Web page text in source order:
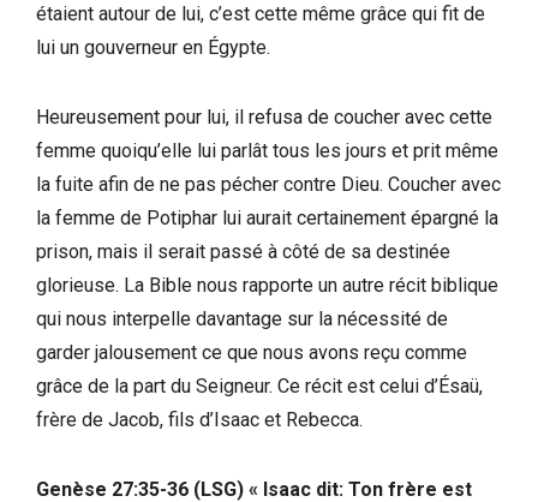
étaient autour de lui, c’est cette même grâce qui fit de
lui un gouverneur en Égypte.
Heureusement pour lui, il refusa de coucher avec cette
femme quoiqu’elle lui parlât tous les jours et prit même
la fuite afin de ne pas pécher contre Dieu. Coucher avec
la femme de Potiphar lui aurait certainement épargné la
prison, mais il serait passé à côté de sa destinée
glorieuse. La Bible nous rapporte un autre récit biblique
qui nous interpelle davantage sur la nécessité de
garder jalousement ce que nous avons reçu comme
grâce de la part du Seigneur. Ce récit est celui d’Ésaü,
frère de Jacob, fils d’Isaac et Rebecca.
Genèse 27:35-36 (LSG) « Isaac dit: Ton frère est